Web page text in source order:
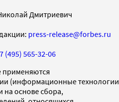
Дмитриевич
press-release@forbes.ru
(495) 565-32-06
(информационные технологии
основе сбора,